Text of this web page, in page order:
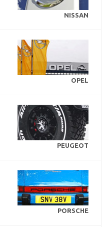
NISSAN
OPEL
PEUGEOT
PORSCHE